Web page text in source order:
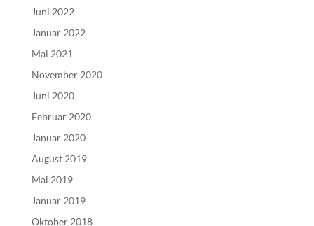
Juni 2022
Januar 2022
Mai 2021
November 2020
Juni 2020
Februar 2020
Januar 2020
August 2019
Mai 2019
Januar 2019
Oktober 2018